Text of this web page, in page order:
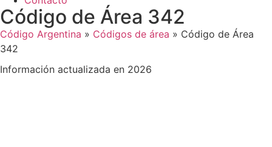
Código de Área 342
Código Argentina » Códigos de área » Código de Área
342
Información actualizada en 2026